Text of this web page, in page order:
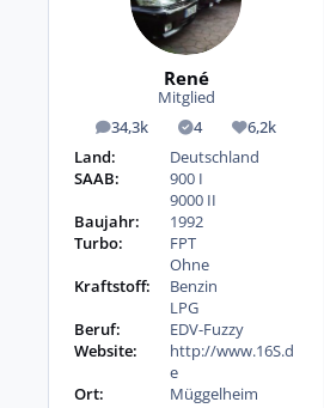
René
Mitglied
34,3k
Beiträge 4
Lösungen6,2k
Reputation
Land:
Deutschland
SAAB:
900 I
9000 II
Baujahr:
1992
Turbo:
FPT
Ohne
Kraftstoff:
Benzin
LPG
Beruf:
EDV-Fuzzy
Website:
http://www.16S.d
e
Ort:
Müggelheim